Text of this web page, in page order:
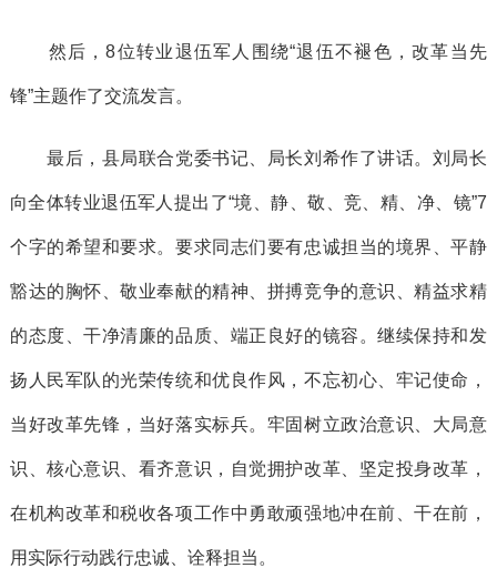
然后，8位转业退伍军人围绕“退伍不褪色，改革当先
锋”主题作了交流发言。
最后，县局联合党委书记、局长刘希作了讲话。刘局长
向全体转业退伍军人提出了“境、静、敬、竞、精、净、镜”7
个字的希望和要求。要求同志们要有忠诚担当的境界、平静
豁达的胸怀、敬业奉献的精神、拼搏竞争的意识、精益求精
的态度、干净清廉的品质、端正良好的镜容。继续保持和发
扬人民军队的光荣传统和优良作风，不忘初心、牢记使命，
当好改革先锋，当好落实标兵。牢固树立政治意识、大局意
识、核心意识、看齐意识，自觉拥护改革、坚定投身改革，
在机构改革和税收各项工作中勇敢顽强地冲在前、干在前，
用实际行动践行忠诚、诠释担当。